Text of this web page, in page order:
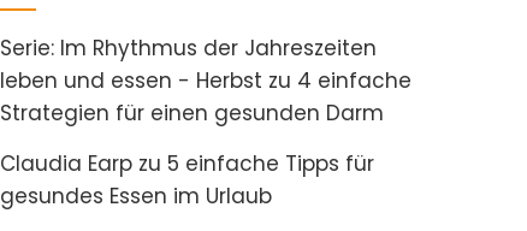
Serie: Im Rhythmus der Jahreszeiten
leben und essen - Herbst zu 4 einfache
Strategien für einen gesunden Darm
Claudia Earp zu 5 einfache Tipps für
gesundes Essen im Urlaub